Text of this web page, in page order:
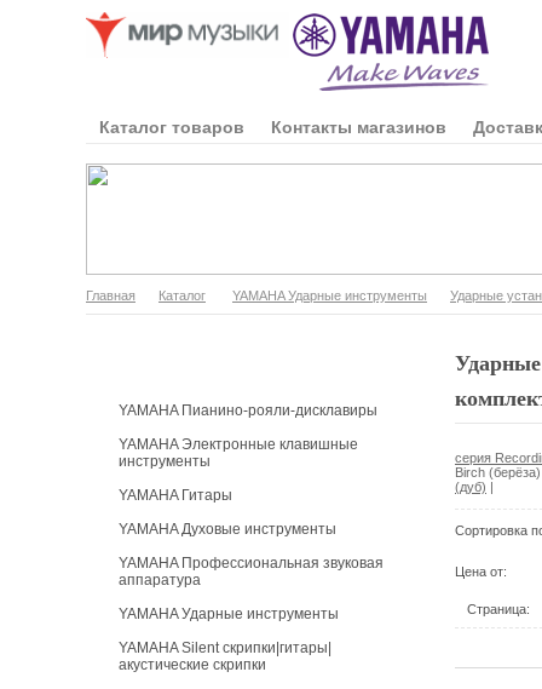
Каталог товаров Контакты магазинов
Главная Каталог YAMAHA Ударные инструменты Ударные
YAMAHA Пианино-рояли-дисклавиры
YAMAHA Электронные клавишные
инструменты
YAMAHA Гитары
YAMAHA Духовые инструменты
YAMAHA Профессиональная звуковая
аппаратура
YAMAHA Ударные инструменты
YAMAHA Silent скрипки|гитары|
акустические скрипки
Ударные
серия
Birch
(дуб) |
Сортировка
Цена от:
Страница: